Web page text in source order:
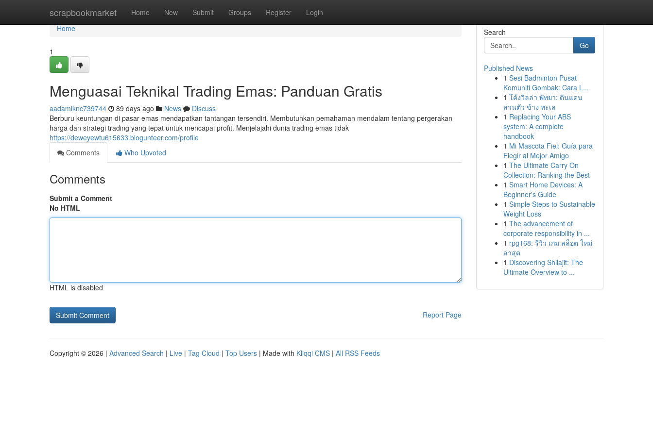
scrapbookmarket Home New Submit Groups Register Login
Home
Home
1
Menguasai Teknikal Trading Emas: Panduan Gratis
aadamiknc739744 89 days ago News
Discuss
Berburu keuntungan di pasar emas mendapatkan tantangan tersendiri. Membutuhkan pemahaman mendalam tentang pergerakan
harga dan strategi trading yang tepat untuk mencapai profit. Menjelajahi dunia trading emas tidak
https://deweyewtu615633.blogunteer.com/profile
Comments
Who Upvoted
Comments
Submit a Comment
No HTML
HTML is disabled
Report Page
Search
Go
Published News
1 Sesi Badminton Pusat
Komuniti Gombak: Cara L...
1 โค้งวิลล่า พัทยา: ดินแดน
ส่วนตัว ข้าง ทะเล
1 Replacing Your ABS
system: A complete
handbook
1 Mi Mascota Fiel: Guía para
Elegir al Mejor Amigo
1 The Ultimate Carry On
Collection: Ranking the Best
1 Smart Home Devices: A
Beginner's Guide
1 Simple Steps to Sustainable
Weight Loss
1 The advancement of
corporate responsibility in ...
1 rpg168: รีวิว เกม สล็อต ใหม่
ล่าสุด
1 Discovering Shilajit: The
Ultimate Overview to ...
Copyright © 2026 | Advanced Search | Live | Tag Cloud | Top Users | Made with Kliqqi CMS | All RSS Feeds